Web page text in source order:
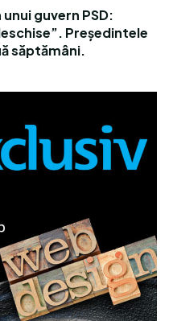
guvern PSD:
Președintele
săptămâni.